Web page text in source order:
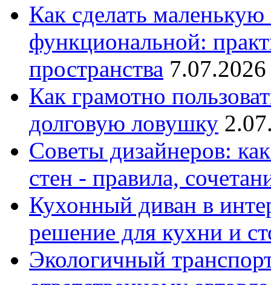
Как сделать
функциональной:
пространства
Как грамотно
долговую ловушку
Советы дизайнеров:
стен - правила,
Кухонный диван в
решение для кухни и
Экологичный